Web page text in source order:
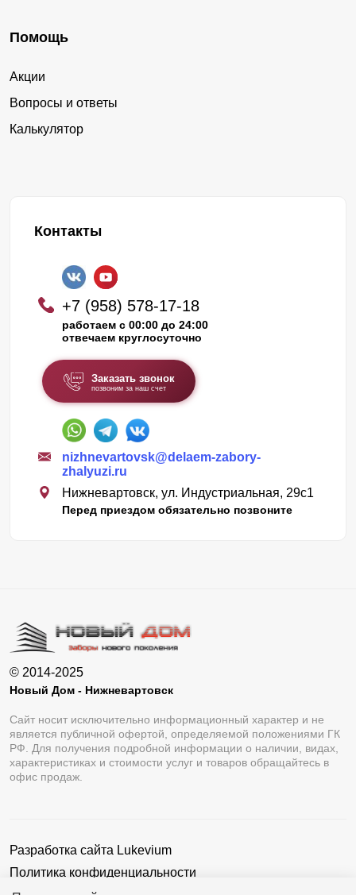
Помощь
Акции
Вопросы и ответы
Калькулятор
Контакты
+7 (958) 578-17-18
работаем с 00:00 до 24:00
отвечаем круглосуточно
Заказать звонок
позвоним за наш счет
nizhnevartovsk@delaem-zabory-
zhalyuzi.ru
Нижневартовск, ул. Индустриальная, 29с1
Перед приездом обязательно позвоните
© 2014-2025
Новый Дом - Нижневартовск
Сайт носит исключительно информационный характер и не
является публичной офертой, определяемой положениями ГК
РФ. Для получения подробной информации о наличии, видах,
характеристиках и стоимости услуг и товаров обращайтесь в
офис продаж.
Разработка сайта Lukevium
Политика конфиденциальности
Пользовательское соглашение